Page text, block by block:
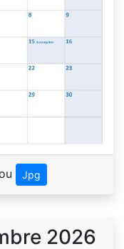
Jpg
2026